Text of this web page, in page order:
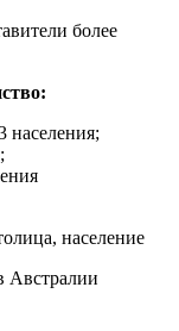
более
населения;
Австралии